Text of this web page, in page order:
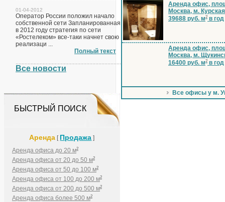
01-04-2012
Оператор России положил начало
собственной сети Запланированная
в 2012 году стратегия по сети
«Ростелеком» все-таки начнет свою
реализаци ...
Полный текст
Все новости
БЫСТРЫЙ ПОИСК
Аренда [ Продажа ]
Аренда офиса до 20 м2
Аренда офиса от 20 до 50 м2
Аренда офиса от 50 до 100 м2
Аренда офиса от 100 до 200 м2
Аренда офиса от 200 до 500 м2
Аренда офиса более 500 м2
Аренда офис,
Москва, м. Курская
39688 руб. м2 в год
Аренда офис,
Москва, м.
16400 руб. м2 в год
Все офисы у м.